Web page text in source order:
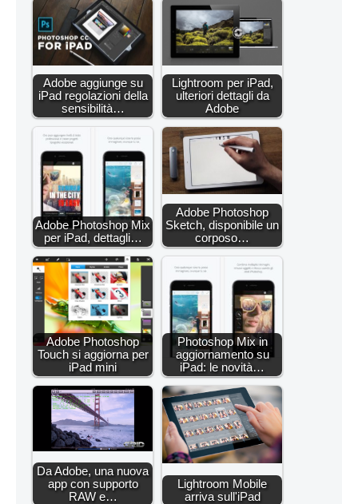
Adobe aggiunge su
iPad regolazioni della
sensibilità…
Lightroom per iPad,
ulteriori dettagli da
Adobe
Adobe Photoshop Mix
per iPad, dettagli…
Adobe Photoshop
Sketch, disponibile un
corposo…
Adobe Photoshop
Touch si aggiorna per
iPad mini
Photoshop Mix in
aggiornamento su
iPad: le novità…
Da Adobe, una nuova
app con supporto
RAW e…
Lightroom Mobile
arriva sull'iPad